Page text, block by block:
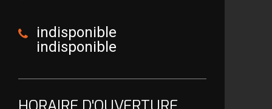
indisponible
indisponible